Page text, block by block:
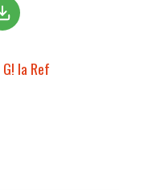
G! la Ref